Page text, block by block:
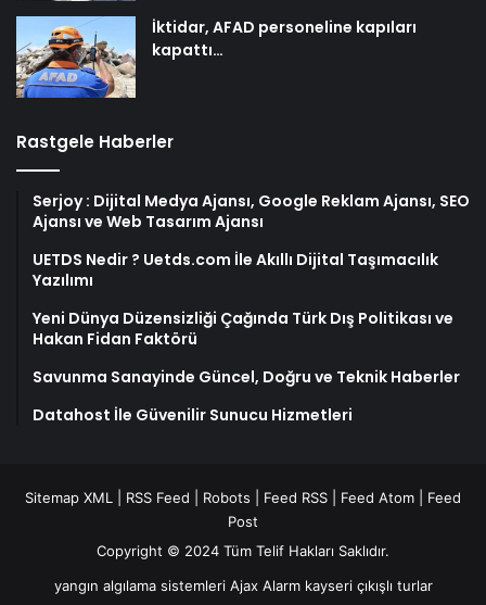
İktidar, AFAD personeline kapıları
kapattı…
Rastgele Haberler
Serjoy : Dijital Medya Ajansı, Google Reklam Ajansı, SEO
Ajansı ve Web Tasarım Ajansı
UETDS Nedir ? Uetds.com İle Akıllı Dijital Taşımacılık
Yazılımı
Yeni Dünya Düzensizliği Çağında Türk Dış Politikası ve
Hakan Fidan Faktörü
Savunma Sanayinde Güncel, Doğru ve Teknik Haberler
Datahost İle Güvenilir Sunucu Hizmetleri
Sitemap XML RSS Feed Robots Feed RSS Feed Atom
Feed
Post
Copyright © 2024 Tüm Telif Hakları Saklıdır.
yangın algılama sistemleri Ajax Alarm kayseri çıkışlı turlar